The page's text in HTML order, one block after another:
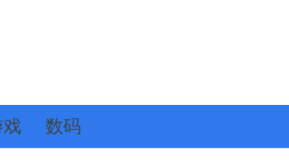
戏 数码